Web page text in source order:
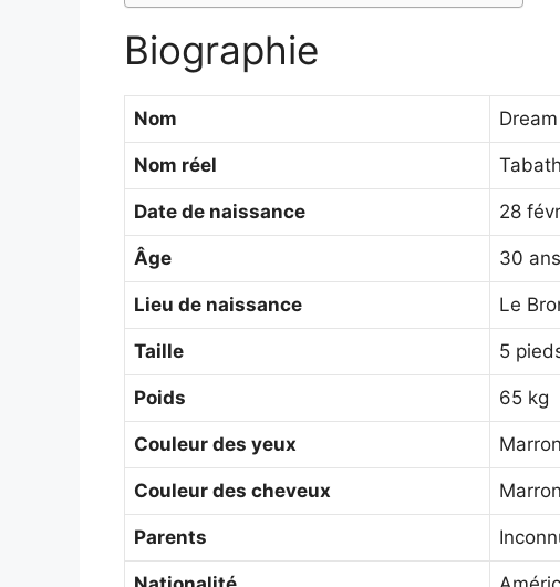
Biographie
Nom
Nom réel
Date de naissance 28
Âge 30 ans
Lieu de naissance Le
Taille 5
Poids 65 kg
Couleur des yeux
Couleur des cheveux
Parents